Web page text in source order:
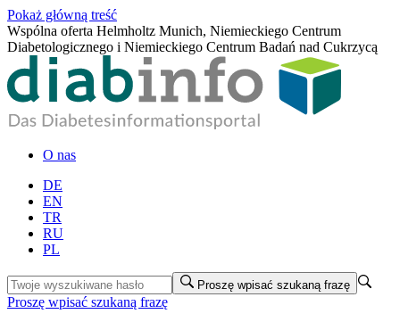
Pokaż główną treść
Wspólna oferta Helmholtz Munich, Niemieckiego Centrum
Diabetologicznego i Niemieckiego Centrum Badań nad Cukrzycą
O nas
DE
EN
TR
RU
PL
Proszę wpisać szukaną frazę
Proszę wpisać szukaną frazę